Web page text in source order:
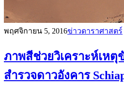
พฤศจิกายน 5, 2016ข่าวดาราศาสตร์
ภาพสีช่วยวิเคราะห์เหตุ
สำรวจดาวอังคาร